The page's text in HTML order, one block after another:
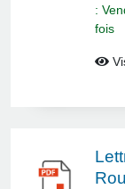
:
fois